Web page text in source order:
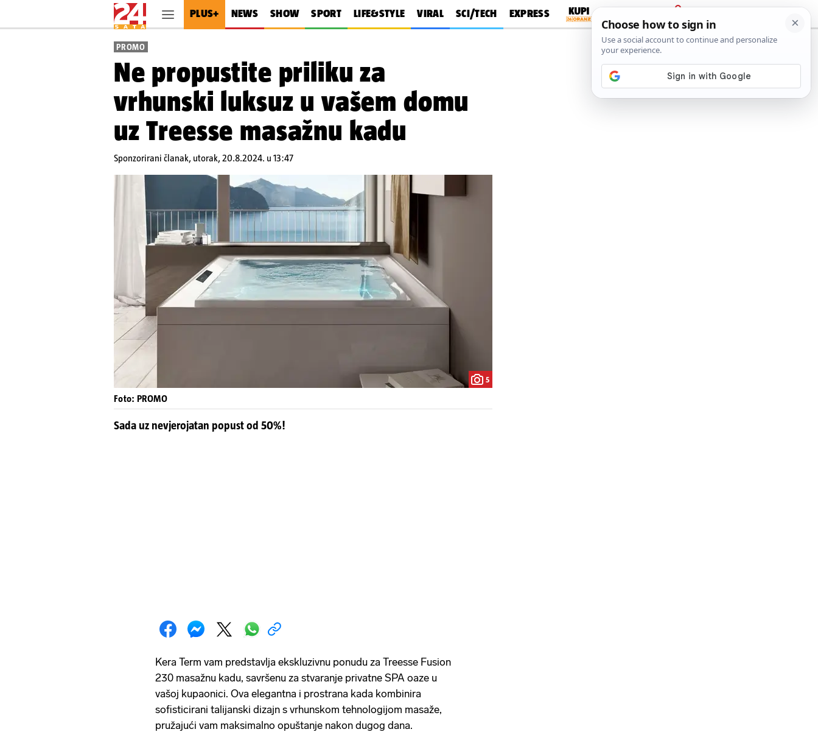
PLUS+ NEWS SHOW SPORT LIFE&STYLE VIRAL SCI/TECH EXPRESS
PRIJAVA
PROMO
Ne propustite priliku za
vrhunski luksuz u vašem domu
uz Treesse masažnu kadu
Sponzorirani članak, utorak, 20.8.2024. u 13:47
5
Foto: PROMO
Sada uz nevjerojatan popust od 50%!
Kera Term vam predstavlja ekskluzivnu ponudu za Treesse Fusion
230 masažnu kadu, savršenu za stvaranje privatne SPA oaze u
vašoj kupaonici. Ova elegantna i prostrana kada kombinira
sofisticirani talijanski dizajn s vrhunskom tehnologijom masaže,
pružajući vam maksimalno opuštanje nakon dugog dana.